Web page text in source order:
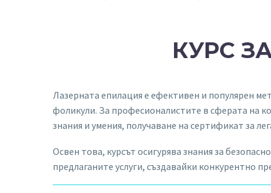
КУРС
Лазерната епилация е ефективен и популярен
фоликули. За професионалистите в сферата на
знания и умения, получаване на сертификат за
Освен това, курсът осигурява знания за
предлаганите услуги, създавайки конкурентно